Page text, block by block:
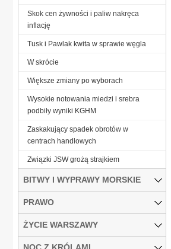
Skok cen żywności i paliw nakręca
inflację
Tusk i Pawlak kwita w sprawie węgla
W skrócie
Większe zmiany po wyborach
Wysokie notowania miedzi i srebra
podbiły wyniki KGHM
Zaskakujący spadek obrotów w
centrach handlowych
Związki JSW grożą strajkiem
BITWY I WYPRAWY MORSKIE
PRAWO
ŻYCIE WARSZAWY
NOC Z KRÓLAMI